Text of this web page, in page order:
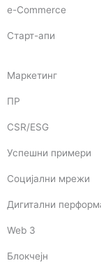
e-Commerce
Старт-апи
Маркетинг
ПР
CSR/ESG
Успешни примери
Социјални мрежи
Дигитални
Web 3
Блокчејн